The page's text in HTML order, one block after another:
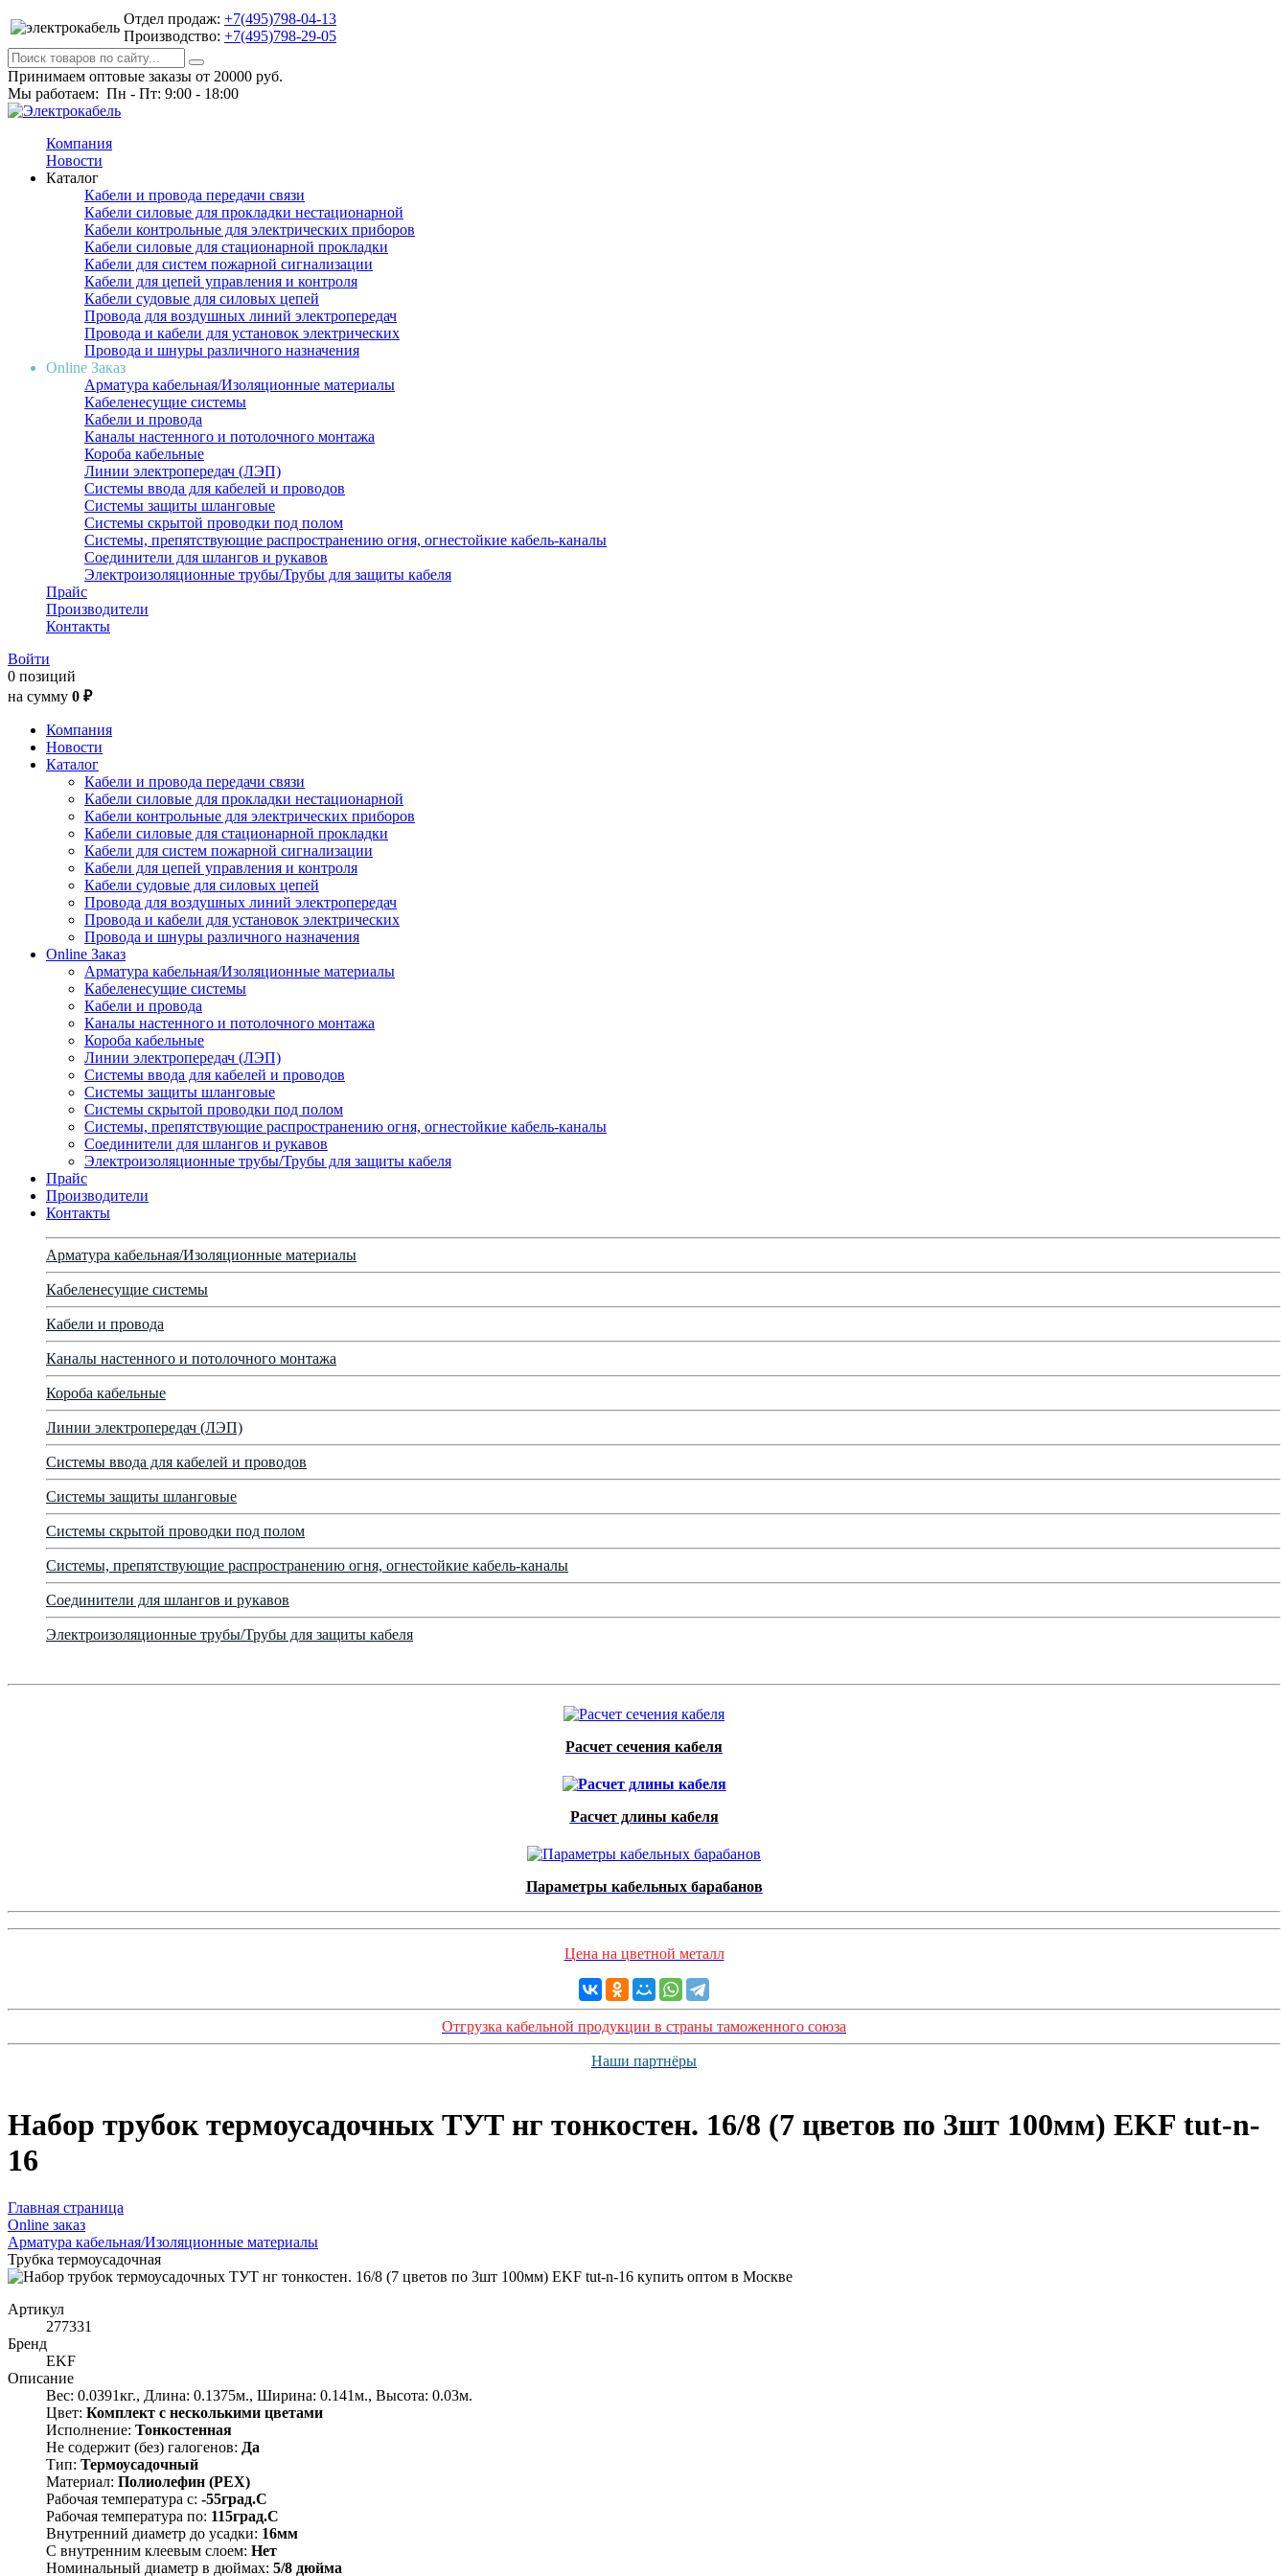
Отдел продаж: +7(495)798-04-13
Производство: +7(495)798-29-05
Принимаем оптовые заказы от 20000 руб.
Мы работаем: Пн - Пт: 9:00 - 18:00
Компания
Новости
Каталог
Кабели и провода передачи связи
Кабели силовые для прокладки нестационарной
Кабели контрольные для электрических приборов
Кабели силовые для стационарной прокладки
Кабели для систем пожарной сигнализации
Кабели для цепей управления и контроля
Кабели судовые для силовых цепей
Провода для воздушных линий электропередач
Провода и кабели для установок электрических
Провода и шнуры различного назначения
Online Заказ
Арматура кабельная/Изоляционные материалы
Кабеленесущие системы
Кабели и провода
Каналы настенного и потолочного монтажа
Короба кабельные
Линии электропередач (ЛЭП)
Системы ввода для кабелей и проводов
Системы защиты шланговые
Системы скрытой проводки под полом
Системы, препятствующие распространению огня, огнестойкие кабель-каналы
Соединители для шлангов и рукавов
Электроизоляционные трубы/Трубы для защиты кабеля
Прайс
Производители
Контакты
Войти
0 позиций
на сумму 0 ₽
Компания
Новости
Каталог
Кабели и провода передачи связи
Кабели силовые для прокладки нестационарной
Кабели контрольные для электрических приборов
Кабели силовые для стационарной прокладки
Кабели для систем пожарной сигнализации
Кабели для цепей управления и контроля
Кабели судовые для силовых цепей
Провода для воздушных линий электропередач
Провода и кабели для установок электрических
Провода и шнуры различного назначения
Online Заказ
Арматура кабельная/Изоляционные материалы
Кабеленесущие системы
Кабели и провода
Каналы настенного и потолочного монтажа
Короба кабельные
Линии электропередач (ЛЭП)
Системы ввода для кабелей и проводов
Системы защиты шланговые
Системы скрытой проводки под полом
Системы, препятствующие распространению огня, огнестойкие кабель-каналы
Соединители для шлангов и рукавов
Электроизоляционные трубы/Трубы для защиты кабеля
Прайс
Производители
Контакты
Арматура кабельная/Изоляционные материалы
Кабеленесущие системы
Кабели и провода
Каналы настенного и потолочного монтажа
Короба кабельные
Линии электропередач (ЛЭП)
Системы ввода для кабелей и проводов
Системы защиты шланговые
Системы скрытой проводки под полом
Системы, препятствующие распространению огня, огнестойкие кабель-каналы
Соединители для шлангов и рукавов
Электроизоляционные трубы/Трубы для защиты кабеля
Расчет сечения кабеля
Расчет длины кабеля
Параметры кабельных барабанов
Цена на цветной металл
Отгрузка кабельной продукции в страны таможенного союза
Наши партнёры
Набор трубок термоусадочных ТУТ нг тонкостен. 16/8 (7 цветов по 3шт 100мм) EKF tut-n-
16
Главная страница
Оnline заказ
Арматура кабельная/Изоляционные материалы
Трубка термоусадочная
Артикул
277331
Бренд
EKF
Описание
Вес: 0.0391кг., Длина: 0.1375м., Ширина: 0.141м., Высота: 0.03м.
Цвет: Комплект с несколькими цветами
Исполнение: Тонкостенная
Не содержит (без) галогенов: Да
Тип: Термоусадочный
Материал: Полиолефин (PEX)
Рабочая температура с: -55град.C
Рабочая температура по: 115град.C
Внутренний диаметр до усадки: 16мм
С внутренним клеевым слоем: Нет
Номинальный диаметр в дюймах: 5/8 дюйма